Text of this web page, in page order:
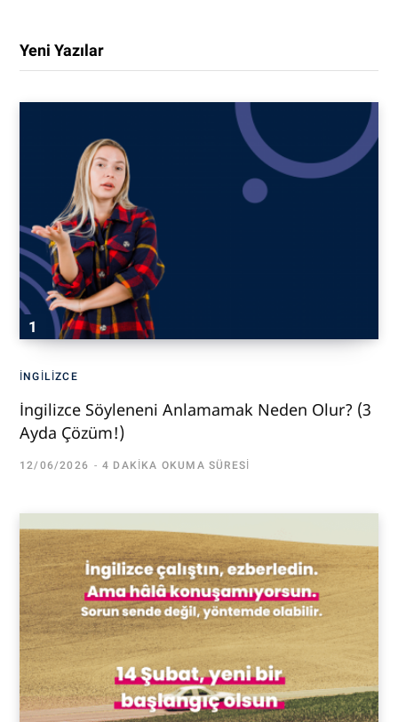
Yeni Yazılar
İNGILIZCE
İngilizce Söyleneni Anlamamak Neden Olur? (3
Ayda Çözüm!)
12/06/2026 4 DAKIKA OKUMA SÜRESI